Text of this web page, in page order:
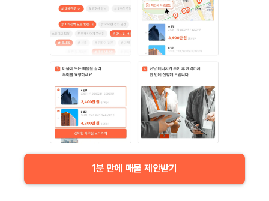
1분 만에 매물 제안받기